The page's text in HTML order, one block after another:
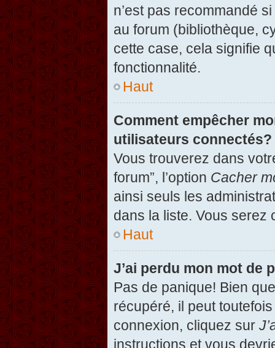
n’est pas recommandé
au forum (bibliothèque,
cette case, cela signifie
fonctionnalité.
Haut
Comment empêcher
utilisateurs connectés?
Vous trouverez dans
forum”, l’option Cacher
ainsi seuls les
dans la liste. Vous serez
Haut
J’ai perdu mon mot de
Pas de panique! Bien
récupéré, il peut
connexion, cliquez sur
instructions et vous